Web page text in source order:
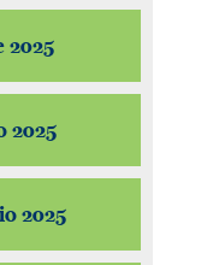
2025
2025
2025